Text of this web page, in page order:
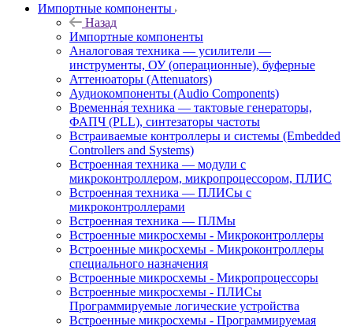
Импортные компоненты
Назад
Импортные компоненты
Аналоговая техника — усилители —
инструменты, ОУ (операционные), буферные
Аттенюаторы (Attenuators)
Аудиокомпоненты (Audio Components)
Временна́я техника — тактовые генераторы,
ФАПЧ (PLL), синтезаторы частоты
Встраиваемые контроллеры и системы (Embedded
Controllers and Systems)
Встроенная техника — модули с
микроконтроллером, микропроцессором, ПЛИС
Встроенная техника — ПЛИСы с
микроконтроллерами
Встроенная техника — ПЛМы
Встроенные микросхемы - Микроконтроллеры
Встроенные микросхемы - Микроконтроллеры
специального назначения
Встроенные микросхемы - Микропроцессоры
Встроенные микросхемы - ПЛИСы
Программируемые логические устройства
Встроенные микросхемы - Программируемая